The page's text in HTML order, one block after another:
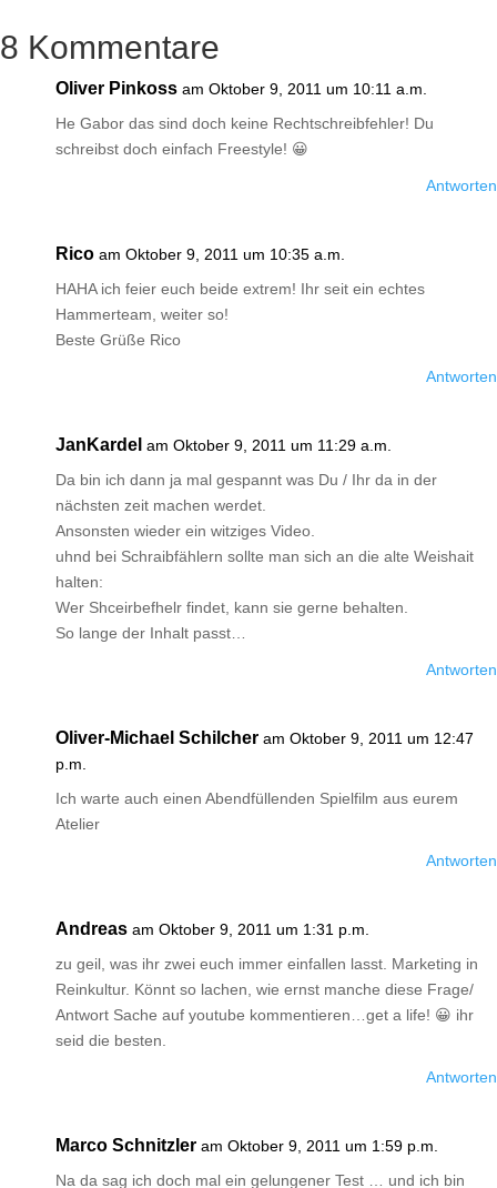
8 Kommentare
Oliver Pinkoss am Oktober 9, 2011 um 10:11 a.m.
He Gabor das sind doch keine Rechtschreibfehler! Du
schreibst doch einfach Freestyle! 😀
Antworten
Rico am Oktober 9, 2011 um 10:35 a.m.
HAHA ich feier euch beide extrem! Ihr seit ein echtes
Hammerteam, weiter so!
Beste Grüße Rico
Antworten
JanKardel am Oktober 9, 2011 um 11:29 a.m.
Da bin ich dann ja mal gespannt was Du / Ihr da in der
nächsten zeit machen werdet.
Ansonsten wieder ein witziges Video.
uhnd bei Schraibfählern sollte man sich an die alte Weishait
halten:
Wer Shceirbefhelr findet, kann sie gerne behalten.
So lange der Inhalt passt…
Antworten
Oliver-Michael Schilcher am Oktober 9, 2011 um 12:47
p.m.
Ich warte auch einen Abendfüllenden Spielfilm aus eurem
Atelier
Antworten
Andreas am Oktober 9, 2011 um 1:31 p.m.
zu geil, was ihr zwei euch immer einfallen lasst. Marketing in
Reinkultur. Könnt so lachen, wie ernst manche diese Frage/
Antwort Sache auf youtube kommentieren…get a life! 😀 ihr
seid die besten.
Antworten
Marco Schnitzler am Oktober 9, 2011 um 1:59 p.m.
Na da sag ich doch mal ein gelungener Test … und ich bin